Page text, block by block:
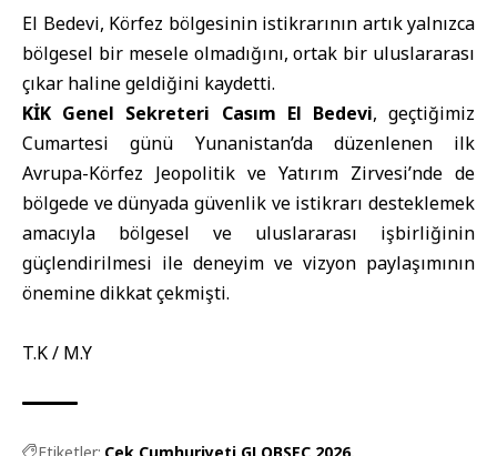
El Bedevi, Körfez bölgesinin istikrarının artık yalnızca
bölgesel bir mesele olmadığını, ortak bir uluslararası
çıkar haline geldiğini kaydetti.
KİK Genel Sekreteri Casım El Bedevi, geçtiğimiz
Cumartesi günü Yunanistan’da düzenlenen ilk
Avrupa-Körfez Jeopolitik ve Yatırım Zirvesi’nde de
bölgede ve dünyada güvenlik ve istikrarı desteklemek
amacıyla bölgesel ve uluslararası işbirliğinin
güçlendirilmesi ile deneyim ve vizyon paylaşımının
önemine dikkat çekmişti.
T.K / M.Y